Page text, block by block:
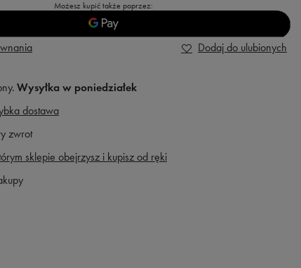
Możesz kupić także poprzez:
Dodaj do ulubionych
Wysyłka w poniedziałek
dostawa
zwrot
sklepie obejrzysz i kupisz od ręki